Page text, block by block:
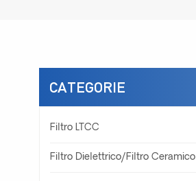
CATEGORIE
Filtro LTCC
Filtro Dielettrico/filtro Ceramico